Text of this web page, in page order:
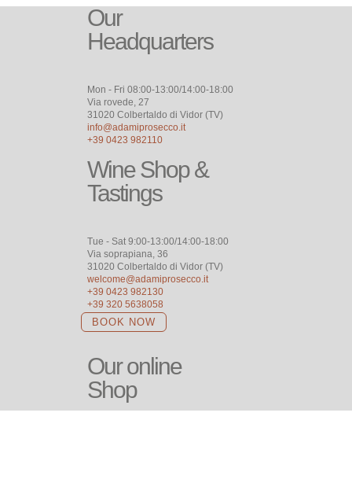
Our
Headquarters
Mon - Fri 08:00-13:00/14:00-18:00
Via rovede, 27
31020 Colbertaldo di Vidor (TV)
info@adamiprosecco.it
+39 0423 982110
Wine Shop &
Tastings
Tue - Sat 9:00-13:00/14:00-18:00
Via soprapiana, 36
31020 Colbertaldo di Vidor (TV)
welcome@adamiprosecco.it
+39 0423 982130
+39 320 5638058
BOOK NOW
Our online
Shop